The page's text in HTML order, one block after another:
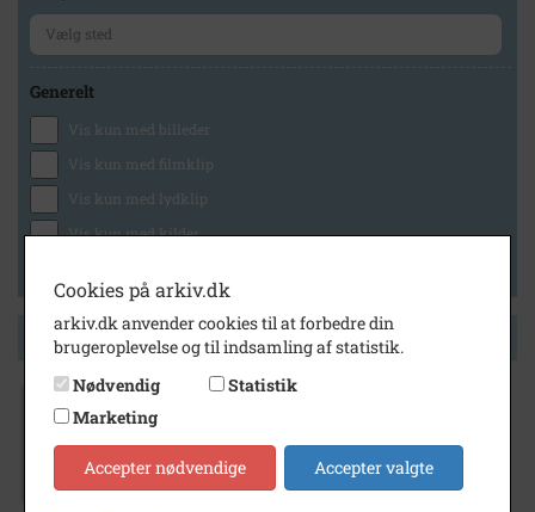
Generelt
Vis kun med billeder
Vis kun med filmklip
Vis kun med lydklip
Vis kun med kilder
Side 1 af 1
Centralskole, Holbækvej 30
Cookies på arkiv.dk
arkiv.dk anvender cookies til at forbedre din
brugeroplevelse og til indsamling af statistik.
Nødvendig
Statistik
Marketing
Accepter nødvendige Accepter valgte